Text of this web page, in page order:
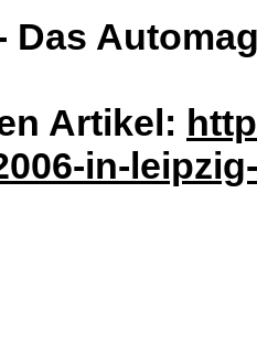
Das
Artikel:
in-